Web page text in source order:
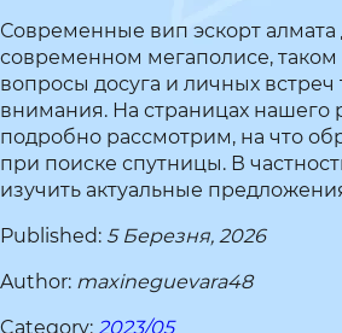
Современные вип эскорт
современном мегаполисе, таком
вопросы досуга и личных встреч
внимания. На страницах нашего
подробно рассмотрим, на что
при поиске спутницы. В
изучить актуальные
Published: 5 Березня, 2026
Author: maxineguevara48
Category: 2023/05